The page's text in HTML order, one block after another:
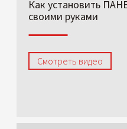
Как установить
своими руками
Смотреть видео